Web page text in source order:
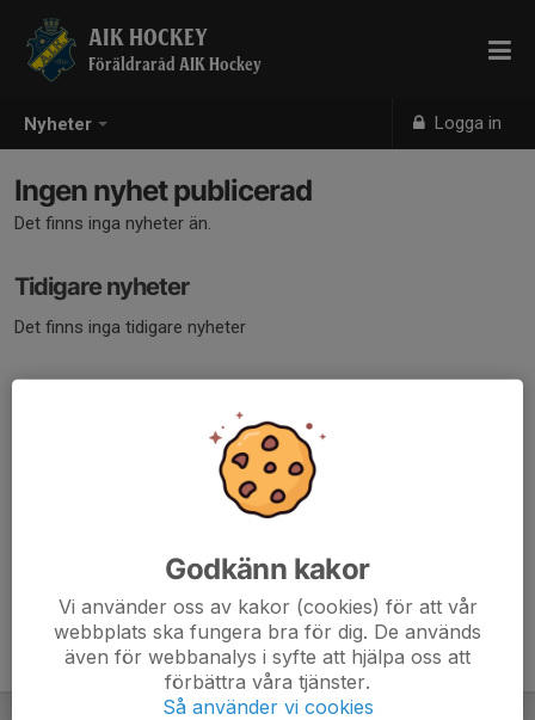
Nyheter Logga in
AIK HOCKEY
Föräldraråd AIK Hockey
Ingen nyhet publicerad
Det finns inga nyheter än.
Tidigare nyheter
Det finns inga tidigare nyheter
Godkänn kakor
Vi använder oss av kakor (cookies) för att vår
webbplats ska fungera bra för dig. De används
även för webbanalys i syfte att hjälpa oss att
förbättra våra tjänster.
Så använder vi cookies